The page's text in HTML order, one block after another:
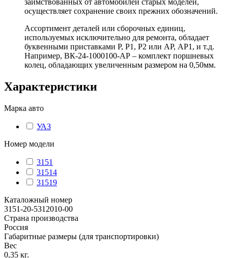
осуществляет сохранение своих прежних обозначений.
Ассортимент деталей или сборочных единиц,
используемых исключительно для ремонта, обладает
буквенными приставками Р, Р1, Р2 или АР, АР1, и т.д.
Например, ВК-24-1000100-АР – комплект поршневых
колец, обладающих увеличенным размером на 0,50мм.
Характеристики
Марка авто
УАЗ
Номер модели
3151
31514
31519
Каталожный номер
3151-20-5312010-00
Страна производства
Россия
Габаритные размеры (для транспортировки)
Вес
0,35 кг.